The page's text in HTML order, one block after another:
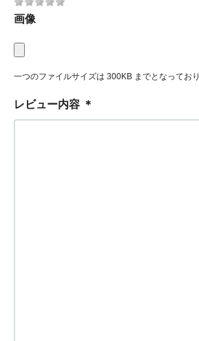
画像
一つのファイルサイズは 300KB までとなっており
レビュー内容 ＊